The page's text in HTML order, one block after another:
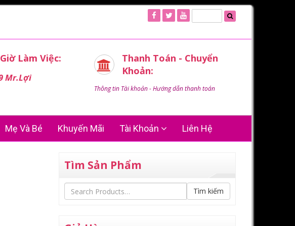
Làm Việc:
Mr.Lợi
Thanh Toán - Chuyển
Khoản:
Thông tin Tài khoản - Hướng dẫn thanh toán
Mẹ Và Bé Khuyến Mãi Tài Khoản Liên Hệ
Tìm Sản Phẩm
Tìm kiếm